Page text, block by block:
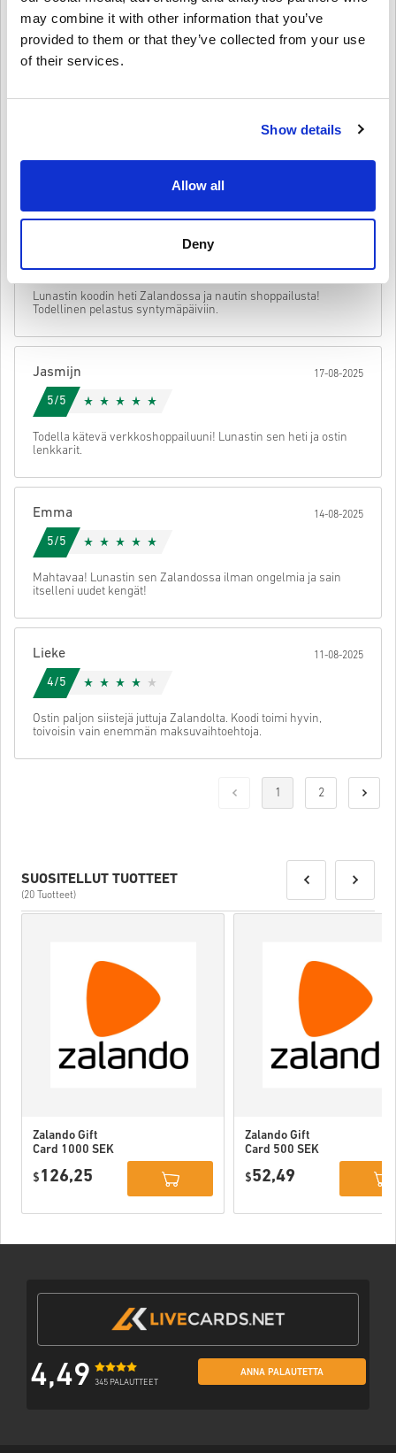
may combine it with other information that you’ve
provided to them or that they’ve collected from your use
of their services.
Show details
Allow all
Deny
Katso nopea opas yllä tai seuraa alla olevia vaiheita 👇
• Valitse tuote
• Syötä sähköpostiosoitteesi
• Valitse haluamasi maksutapa
käyttöön.
toimitetaan viimeistään tuotteen julkaisupäivänä, muut
tuotteet toimitamme heti kun maksu on saapunut perille.
Emme myy tuotteita kaupalliseen käyttöön.
Kaikki ladattavat pelikoodimme on tuotettu pelin kehittäjän
Ladattava sisältö ja DLC- tuotteet: Sinulla on oltava
Voit saada useita koodeja joillekin tuotteille.
Anna palautetta 4,5/5 10 Palautteet
Peruuta
Lunastin koodin heti Zalandossa ja nautin shoppailusta!
Todellinen pelastus syntymäpäiviin.
Jasmijn 17-08-2025
5/5
Todella kätevä verkkoshoppailuuni! Lunastin sen heti ja ostin
lenkkarit.
Emma 14-08-2025
5/5
Mahtavaa! Lunastin sen Zalandossa ilman ongelmia ja sain
itselleni uudet kengät!
Lieke 11-08-2025
4/5
Ostin paljon siistejä juttuja Zalandolta. Koodi toimi hyvin,
toivoisin vain enemmän maksuvaihtoehtoja.
1 2
SUOSITELLUT TUOTTEET
(20 Tuotteet)
Zalando Gift
Card 1000 SEK
$ 126,25
Zalando Gift
Card 500 SEK
$52,49
4,49 345 PALAUTTEET
ANNA PALAUTETTA